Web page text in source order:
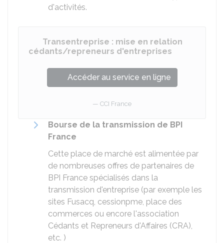
d'activités.
Transentreprise : mise en relation
cédants/repreneurs d'entreprises
Accéder au service en ligne
CCI France
Bourse de la transmission de BPI
France
Cette place de marché est alimentée par
de nombreuses offres de partenaires de
BPI France spécialisés dans la
transmission d'entreprise (par exemple les
sites Fusacq, cessionpme, place des
commerces ou encore l'association
Cédants et Repreneurs d'Affaires (CRA),
etc. )